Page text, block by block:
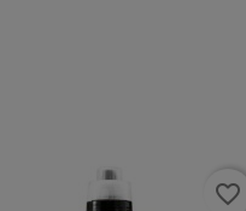
favorite_border